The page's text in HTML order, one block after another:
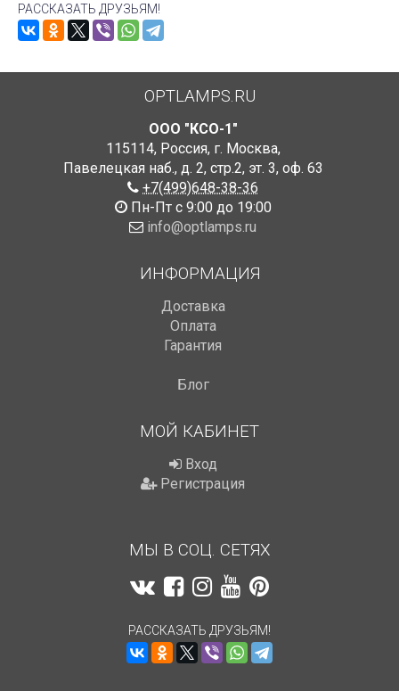
РАССКАЗАТЬ ДРУЗЬЯМ!
OPTLAMPS.RU
ООО "КСО-1"
115114, Россия, г. Москва,
Павелецкая наб., д. 2, стр.2, эт. 3, оф. 63
+7(499)648-38-36
Пн-Пт с 9:00 до 19:00
info@optlamps.ru
ИНФОРМАЦИЯ
Доставка
Оплата
Гарантия
Блог
МОЙ КАБИНЕТ
Вход
Регистрация
МЫ В СОЦ. СЕТЯХ
РАССКАЗАТЬ ДРУЗЬЯМ!